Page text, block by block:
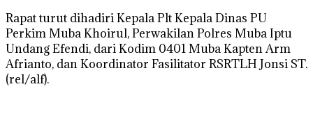
Rapat turut dihadiri Kepala Plt Kepala Dinas PU
Perkim Muba Khoirul, Perwakilan Polres Muba Iptu
Undang Efendi, dari Kodim 0401 Muba Kapten Arm
Afrianto, dan Koordinator Fasilitator RSRTLH Jonsi ST.
(rel/alf).